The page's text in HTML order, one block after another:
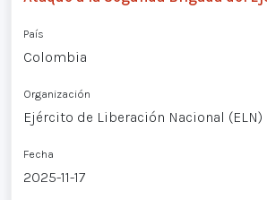
País
Colombia
Organización
Ejército de Liberación Nacional (ELN)
Fecha
2025-11-17